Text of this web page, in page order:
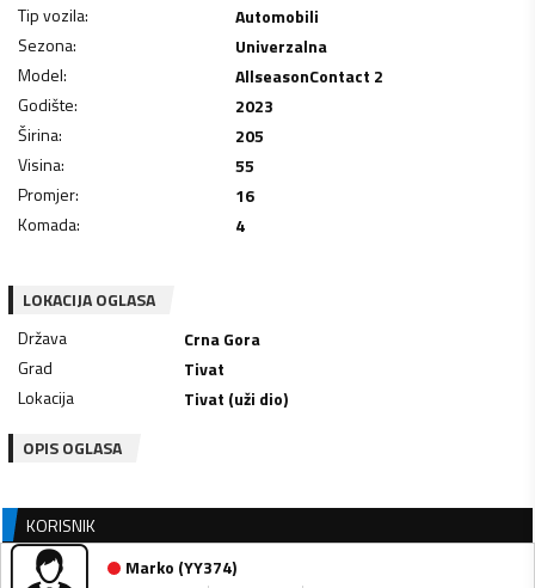
Tip vozila:
Automobili
Sezona:
Univerzalna
Model:
AllseasonContact 2
Godište:
2023
Širina:
205
Visina:
55
Promjer:
16
Komada: 4
LOKACIJA OGLASA
Država
Crna Gora
Grad
Tivat
Lokacija
Tivat (uži dio)
OPIS OGLASA
KORISNIK
Marko (YY374)